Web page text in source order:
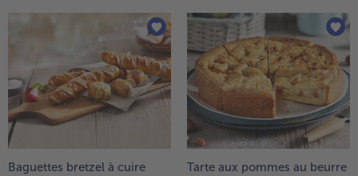
Baguettes bretzel à cuire
Tarte aux pommes au beurre